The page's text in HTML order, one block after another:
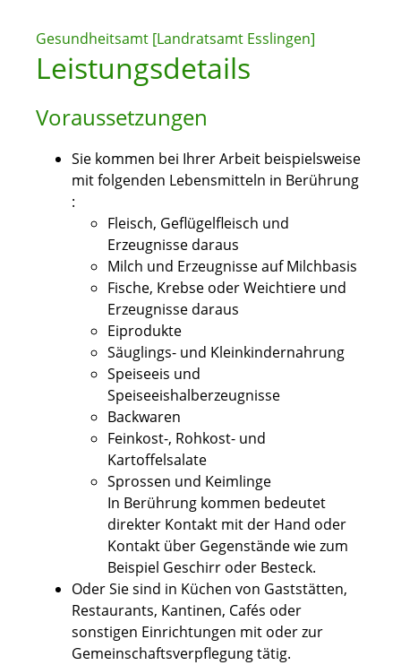
Gesundheitsamt [Landratsamt Esslingen]
Leistungsdetails
Voraussetzungen
Sie kommen bei Ihrer Arbeit beispielsweise
mit folgenden Lebensmitteln in Berührung
:
Fleisch, Geflügelfleisch und
Erzeugnisse daraus
Milch und Erzeugnisse auf Milchbasis
Fische, Krebse oder Weichtiere und
Erzeugnisse daraus
Eiprodukte
Säuglings- und Kleinkindernahrung
Speiseeis und
Speiseeishalberzeugnisse
Backwaren
Feinkost-, Rohkost- und
Kartoffelsalate
Sprossen und Keimlinge
In Berührung kommen bedeutet
direkter Kontakt mit der Hand oder
Kontakt über Gegenstände wie zum
Beispiel Geschirr oder Besteck.
Oder Sie sind in Küchen von Gaststätten,
Restaurants, Kantinen, Cafés oder
sonstigen Einrichtungen mit oder zur
Gemeinschaftsverpflegung tätig.